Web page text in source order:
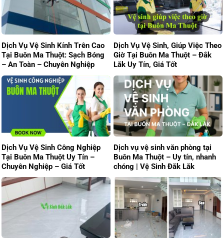
Dịch Vụ Vệ Sinh Kính Trên Cao
Tại Buôn Ma Thuột: Sạch Bóng
– An Toàn – Chuyên Nghiệp
Dịch Vụ Vệ Sinh, Giúp Việc Theo
Giờ Tại Buôn Ma Thuột – Đắk
Lắk Uy Tín, Giá Tốt
Dịch Vụ Vệ Sinh Công Nghiệp
Tại Buôn Ma Thuột Uy Tín –
Chuyên Nghiệp – Giá Tốt
Dịch vụ vệ sinh văn phòng tại
Buôn Ma Thuột – Uy tín, nhanh
chóng | Vệ Sinh Đắk Lắk